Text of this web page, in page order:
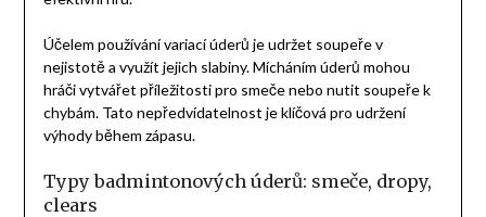
Účelem používání variací úderů je udržet soupeře v
nejistotě a využít jejich slabiny. Mícháním úderů mohou
hráči vytvářet příležitosti pro smeče nebo nutit soupeře k
chybám. Tato nepředvídatelnost je klíčová pro udržení
výhody během zápasu.
Typy badmintonových úderů: smeče, dropy,
clears